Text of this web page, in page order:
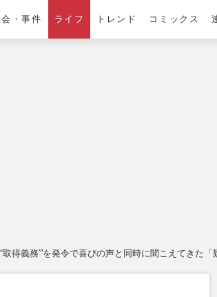
・事件 ライフ トレンド コミックス
得義務”'を発令で喜びの声と同時に聞こえてきた「